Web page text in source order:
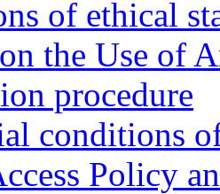
of ethical
the Use of
procedure
conditions
Policy